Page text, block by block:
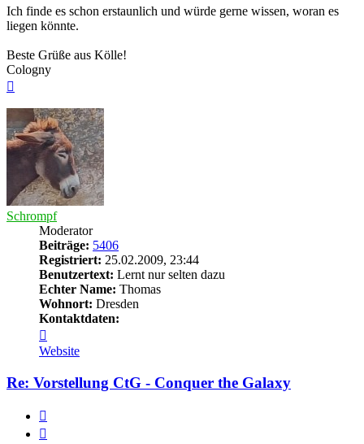
Ich finde es schon erstaunlich und würde gerne wissen, woran es
liegen könnte.
Beste Grüße aus Kölle!
Cologny
Schrompf
Moderator
Beiträge: 5406
Registriert: 25.02.2009, 23:44
Benutzertext: Lernt nur selten dazu
Echter Name: Thomas
Wohnort: Dresden
Kontaktdaten:
von
Schrompf
Website
Re: Vorstellung CtG - Conquer the Galaxy